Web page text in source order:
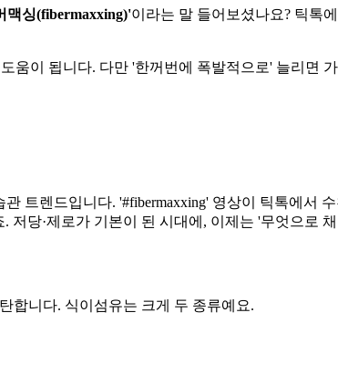
맥싱(fibermaxxing)'이라는 말 들어보셨나요? 틱톡
움이 됩니다. 다만 '한꺼번에 폭발적으로' 늘리면
트렌드입니다. '#fibermaxxing' 영상이 틱톡에서
당·제로가 기본이 된 시대에, 이제는 '무엇으로
합니다. 식이섬유는 크게 두 종류예요.